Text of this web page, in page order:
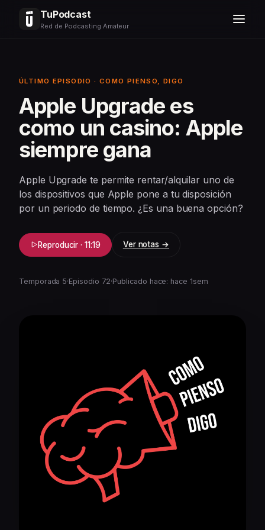
TuPodcast
Red de Podcasting Amateur
ÚLTIMO EPISODIO · COMO PIENSO, DIGO
Apple Upgrade es
como un casino: Apple
siempre gana
Apple Upgrade te permite rentar/alquilar uno de
los dispositivos que Apple pone a tu disposición
por un periodo de tiempo. ¿Es una buena opción?
Reproducir · 11:19 Ver notas →
Temporada 5·Episodio 72·Publicado hace: hace 1sem